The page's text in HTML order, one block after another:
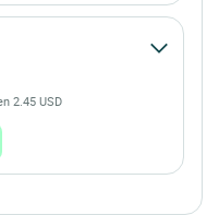
2.45 USD